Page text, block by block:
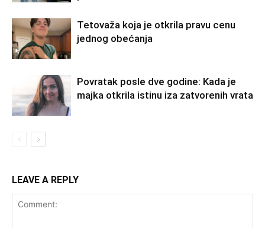
Tetovaža koja je otkrila pravu cenu
jednog obećanja
Povratak posle dve godine: Kada je
majka otkrila istinu iza zatvorenih vrata
LEAVE A REPLY